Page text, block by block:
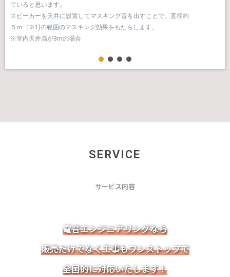
ていると思います。
スピーカーを天井に設置してマスキング音を出すことで、直径約
５ｍ（※1)の範囲のマスキング効果をもたらします。
※室内天井高が3mの場合
SERVICE
サービス内容
電音エンジニアリングなら
販売だけでなく工事もワンストップで
全国的に対応いたします！